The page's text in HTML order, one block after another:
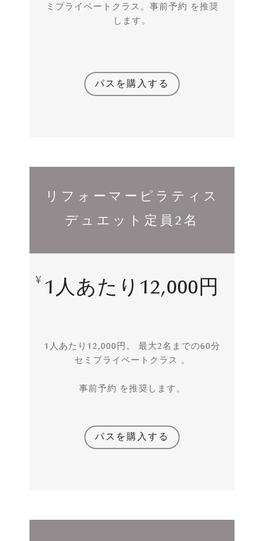
ミプライベートクラス。事前予約 を推奨
します。
パスを購入する
リフォーマーピラティス
デュエット定員2名
¥ 1人あたり12,000円
1人あたり12,000円。 最大2名までの60分
セミプライベートクラス 。
事前予約 を推奨します。
パスを購入する